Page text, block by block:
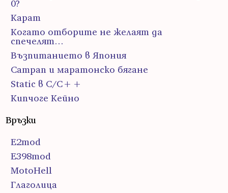
0?
Карат
Когато отборите не желаят да
спечелят…
Възпитанието в Япония
Сатрап и маратонско бягане
Static в C/C++
Кипчоге Кейно
Връзки
E2mod
E398mod
MotoHell
Глаголица